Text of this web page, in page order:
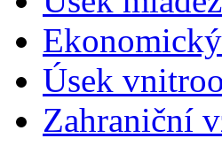
Úsek
Zahraniční